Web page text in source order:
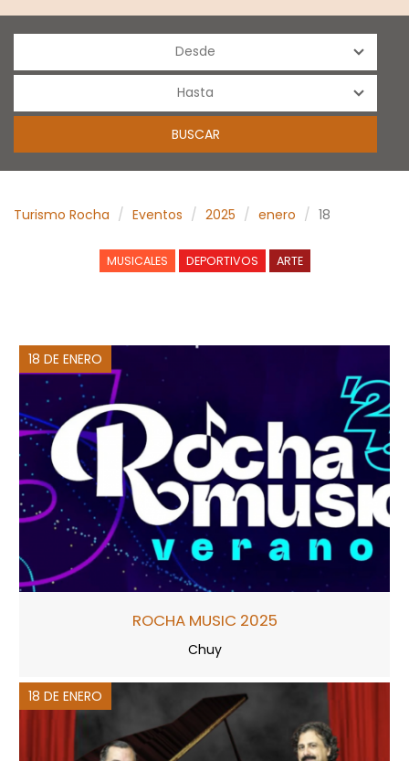
Turismo Rocha Eventos 2025 enero 18
MUSICALES DEPORTIVOS ARTE
18 DE ENERO
ROCHA MUSIC 2025
Chuy
18 DE ENERO